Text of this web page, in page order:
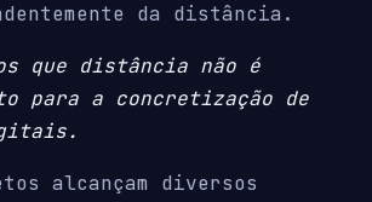
da distância.
que distância não é
para a concretização de
alcançam diversos